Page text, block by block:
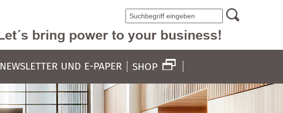
NEWSLETTER UND E-PAPER SHOP